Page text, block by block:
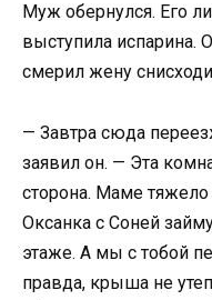
Муж обернулся. Его
выступила испарина.
смерил жену
— Завтра сюда
заявил он. — Эта
сторона. Маме
Оксанка с Соней
этаже. А мы с тобой
правда, крыша не